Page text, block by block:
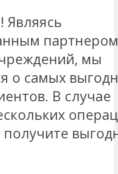
Являясь
мы
о самых
В случае
получите